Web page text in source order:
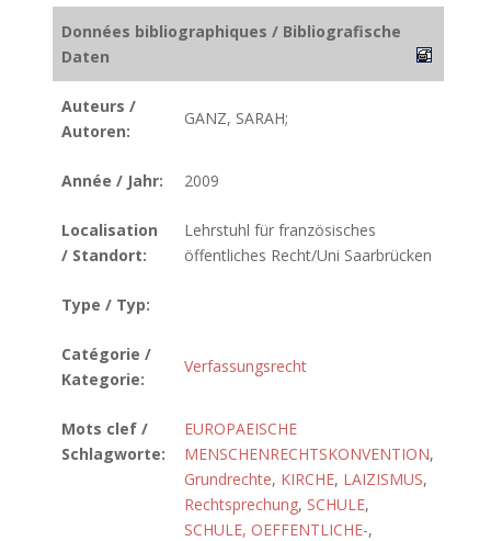
Données bibliographiques / Bibliografische
Daten
Auteurs /
Autoren:
GANZ, SARAH;
Année / Jahr: 2009
Localisation
/ Standort:
Lehrstuhl für französisches
öffentliches Recht/Uni Saarbrücken
Type / Typ:
Catégorie /
Kategorie:
Verfassungsrecht
Mots clef /
Schlagworte:
EUROPAEISCHE
MENSCHENRECHTSKONVENTION,
Grundrechte, KIRCHE, LAIZISMUS,
Rechtsprechung, SCHULE,
SCHULE, OEFFENTLICHE-,